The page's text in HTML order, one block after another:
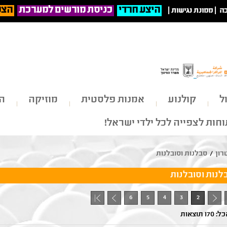
ממונת נגישות היצע חרדי כניסת מורשים למערכת
קולנוע אמנות פלסטית מוזיקה
לצפייה לכל ילדי ישראל!
/ סבלנות וסובלנות
וסובלנות
- 1
2
3
4
5
6
תוצאות